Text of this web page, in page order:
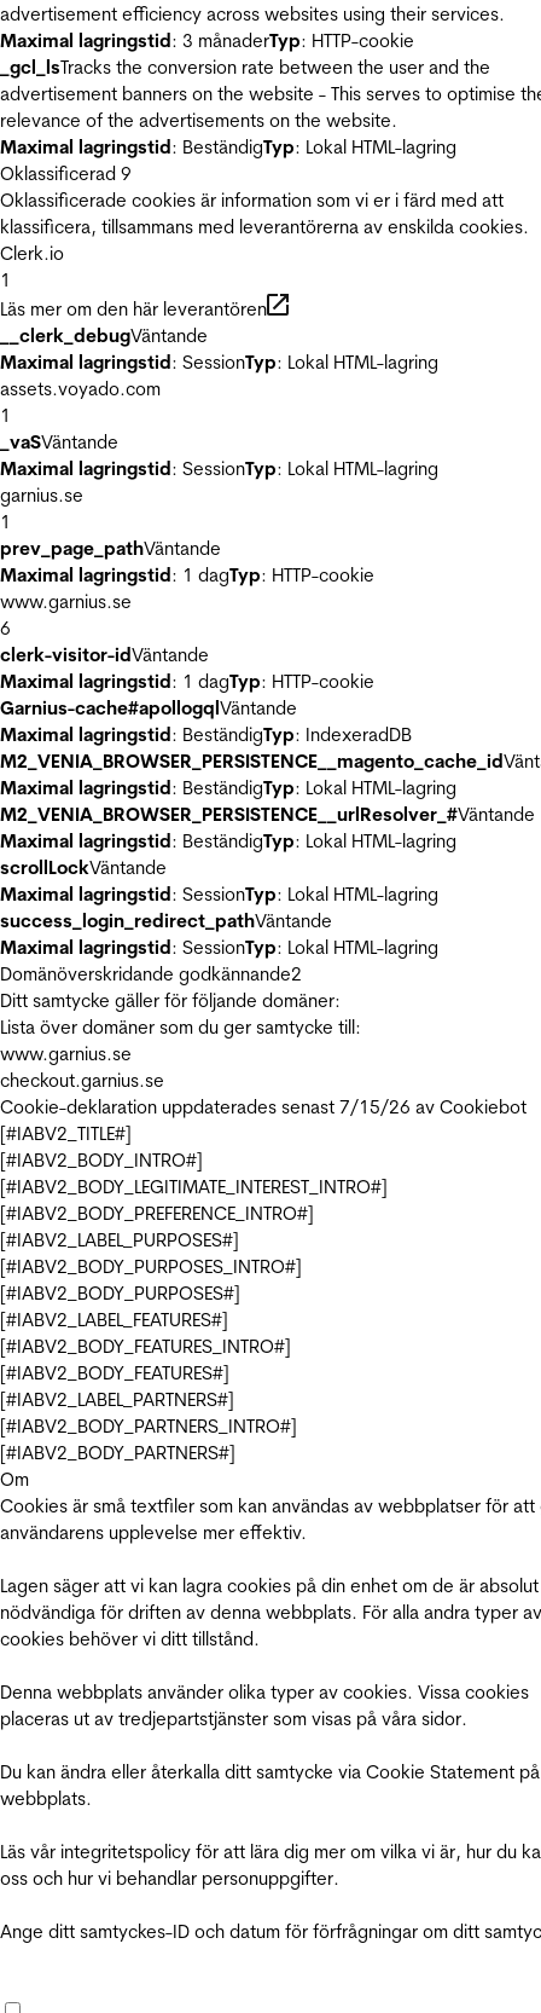
advertisement efficiency across websites using their services.
Maximal lagringstid: 3 månaderTyp: HTTP-cookie
_gcl_lsTracks the conversion rate between the user and the
advertisement banners on the website - This serves to optimise
relevance of the advertisements on the website.
Maximal lagringstid: BeständigTyp: Lokal HTML-lagring
Oklassificerad 9
Oklassificerade cookies är information som vi er i färd med att
klassificera, tillsammans med leverantörerna av enskilda cookies.
Clerk.io
1
Läs mer om den här leverantören
__clerk_debugVäntande
Maximal lagringstid: SessionTyp: Lokal HTML-lagring
assets.voyado.com
1
_vaSVäntande
Maximal lagringstid: SessionTyp: Lokal HTML-lagring
garnius.se
1
prev_page_pathVäntande
Maximal lagringstid: 1 dagTyp: HTTP-cookie
www.garnius.se
6
clerk-visitor-idVäntande
Maximal lagringstid: 1 dagTyp: HTTP-cookie
Garnius-cache#apollogqlVäntande
Maximal lagringstid: BeständigTyp: IndexeradDB
M2_VENIA_BROWSER_PERSISTENCE__magento_cache_id
Maximal lagringstid: BeständigTyp: Lokal HTML-lagring
M2_VENIA_BROWSER_PERSISTENCE__urlResolver_#Väntande
Maximal lagringstid: BeständigTyp: Lokal HTML-lagring
scrollLockVäntande
Maximal lagringstid: SessionTyp: Lokal HTML-lagring
success_login_redirect_pathVäntande
Maximal lagringstid: SessionTyp: Lokal HTML-lagring
Domänöverskridande godkännande2
Ditt samtycke gäller för följande domäner:
Lista över domäner som du ger samtycke till:
www.garnius.se
checkout.garnius.se
Cookie-deklaration uppdaterades senast 7/15/26 av Cookiebot
[#IABV2_TITLE#]
[#IABV2_BODY_INTRO#]
[#IABV2_BODY_LEGITIMATE_INTEREST_INTRO#]
[#IABV2_BODY_PREFERENCE_INTRO#]
[#IABV2_LABEL_PURPOSES#]
[#IABV2_BODY_PURPOSES_INTRO#]
[#IABV2_BODY_PURPOSES#]
[#IABV2_LABEL_FEATURES#]
[#IABV2_BODY_FEATURES_INTRO#]
[#IABV2_BODY_FEATURES#]
[#IABV2_LABEL_PARTNERS#]
[#IABV2_BODY_PARTNERS_INTRO#]
[#IABV2_BODY_PARTNERS#]
Om
Cookies är små textfiler som kan användas av webbplatser för att
användarens upplevelse mer effektiv.
Lagen säger att vi kan lagra cookies på din enhet om de är absolut
nödvändiga för driften av denna webbplats. För alla andra typer av
cookies behöver vi ditt tillstånd.
Denna webbplats använder olika typer av cookies. Vissa cookies
placeras ut av tredjepartstjänster som visas på våra sidor.
Du kan ändra eller återkalla ditt samtycke via Cookie Statement
webbplats.
Läs vår integritetspolicy för att lära dig mer om vilka vi är, hur du
oss och hur vi behandlar personuppgifter.
Ange ditt samtyckes-ID och datum för förfrågningar om ditt